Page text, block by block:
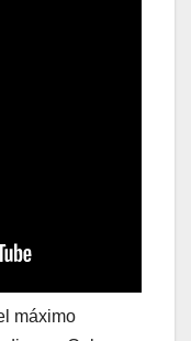
máximo